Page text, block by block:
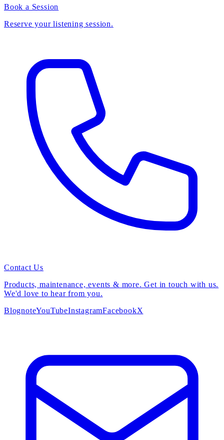
Book a Session
Reserve your listening session.
Contact Us
Products, maintenance, events & more. Get in touch with us.
We'd love to hear from you.
BlognoteYouTubeInstagramFacebookX